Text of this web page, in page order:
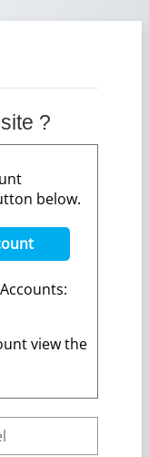
?
below.
view the